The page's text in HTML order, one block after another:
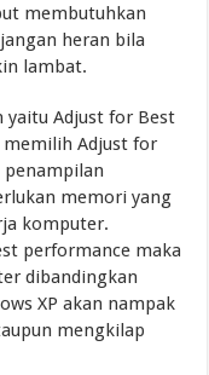
membutuhkan
heran bila
lambat.
yaitu Adjust for Best
memilih Adjust for
memori yang
komputer.
performance maka
dibandingkan
XP akan nampak
mengkilap